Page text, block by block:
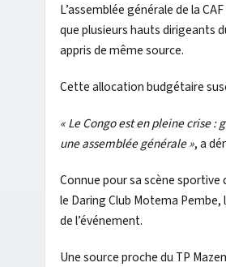
L’assemblée générale de la
que plusieurs hauts dirigeants
appris de même source.
Cette allocation budgétaire
« Le Congo est en pleine crise
une assemblée générale », a
Connue pour sa scène
le Daring Club Motema Pembe,
de l’événement.
Une source proche du TP